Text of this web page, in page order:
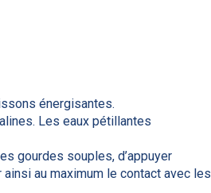
énergisantes.
Les eaux pétillantes
gourdes souples, d’appuyer
au maximum le contact avec les